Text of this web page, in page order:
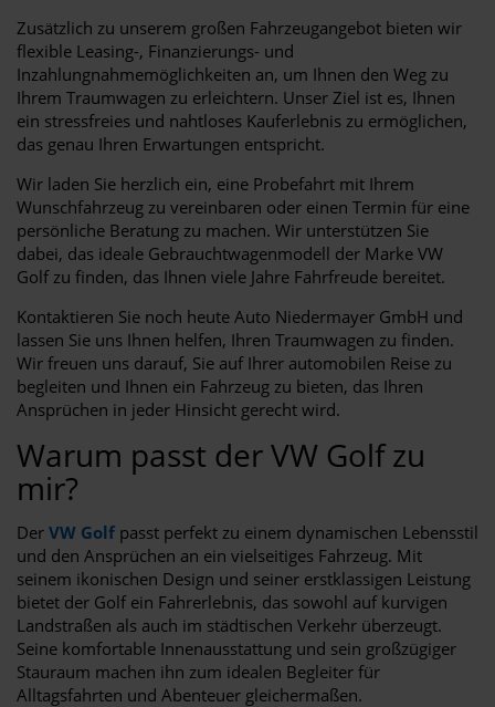
Zusätzlich zu unserem großen Fahrzeugangebot bieten wir
flexible Leasing-, Finanzierungs- und
Inzahlungnahmemöglichkeiten an, um Ihnen den Weg zu
Ihrem Traumwagen zu erleichtern. Unser Ziel ist es, Ihnen
ein stressfreies und nahtloses Kauferlebnis zu ermöglichen,
das genau Ihren Erwartungen entspricht.
Wir laden Sie herzlich ein, eine Probefahrt mit Ihrem
Wunschfahrzeug zu vereinbaren oder einen Termin für eine
persönliche Beratung zu machen. Wir unterstützen Sie
dabei, das ideale Gebrauchtwagenmodell der Marke VW
Golf zu finden, das Ihnen viele Jahre Fahrfreude bereitet.
Kontaktieren Sie noch heute Auto Niedermayer GmbH und
lassen Sie uns Ihnen helfen, Ihren Traumwagen zu finden.
Wir freuen uns darauf, Sie auf Ihrer automobilen Reise zu
begleiten und Ihnen ein Fahrzeug zu bieten, das Ihren
Ansprüchen in jeder Hinsicht gerecht wird.
Warum passt der VW Golf zu
mir?
Der VW Golf passt perfekt zu einem dynamischen Lebensstil
und den Ansprüchen an ein vielseitiges Fahrzeug. Mit
seinem ikonischen Design und seiner erstklassigen Leistung
bietet der Golf ein Fahrerlebnis, das sowohl auf kurvigen
Landstraßen als auch im städtischen Verkehr überzeugt.
Seine komfortable Innenausstattung und sein großzügiger
Stauraum machen ihn zum idealen Begleiter für
Alltagsfahrten und Abenteuer gleichermaßen.